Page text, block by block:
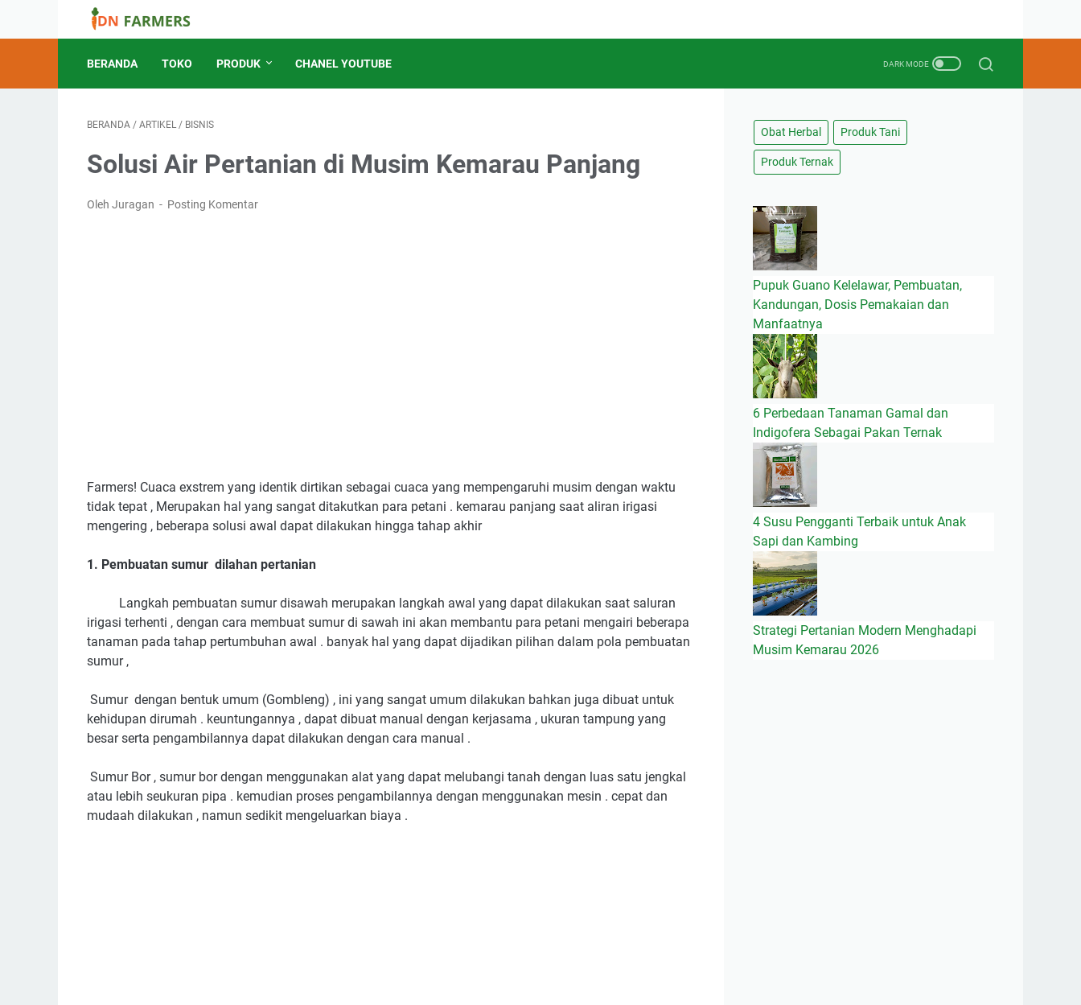
BERANDA TOKO PRODUK CHANEL YOUTUBE
BERANDA / ARTIKEL / BISNIS
Solusi Air Pertanian di Musim Kemarau Panjang
Oleh Juragan Posting Komentar
Farmers! Cuaca exstrem yang identik dirtikan sebagai cuaca yang mempengaruhi musim dengan waktu
tidak tepat , Merupakan hal yang sangat ditakutkan para petani . kemarau panjang saat aliran irigasi
mengering , beberapa solusi awal dapat dilakukan hingga tahap akhir
1. Pembuatan sumur dilahan pertanian
Langkah pembuatan sumur disawah merupakan langkah awal yang dapat dilakukan saat saluran
irigasi terhenti , dengan cara membuat sumur di sawah ini akan membantu para petani mengairi beberapa
tanaman pada tahap pertumbuhan awal . banyak hal yang dapat dijadikan pilihan dalam pola pembuatan
sumur ,
Sumur dengan bentuk umum (Gombleng) , ini yang sangat umum dilakukan bahkan juga dibuat untuk
kehidupan dirumah . keuntungannya , dapat dibuat manual dengan kerjasama , ukuran tampung yang
besar serta pengambilannya dapat dilakukan dengan cara manual .
Sumur Bor , sumur bor dengan menggunakan alat yang dapat melubangi tanah dengan luas satu jengkal
atau lebih seukuran pipa . kemudian proses pengambilannya dengan menggunakan mesin . cepat dan
mudaah dilakukan , namun sedikit mengeluarkan biaya .
Obat Herbal Produk Tani
Produk Ternak
Pupuk Guano Kelelawar, Pembuatan,
Kandungan, Dosis Pemakaian dan
Manfaatnya
6 Perbedaan Tanaman Gamal dan
Indigofera Sebagai Pakan Ternak
4 Susu Pengganti Terbaik untuk Anak
Sapi dan Kambing
Strategi Pertanian Modern Menghadapi
Musim Kemarau 2026